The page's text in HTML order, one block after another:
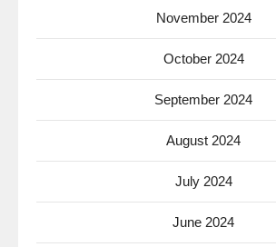
November 2024
October 2024
September 2024
August 2024
July 2024
June 2024